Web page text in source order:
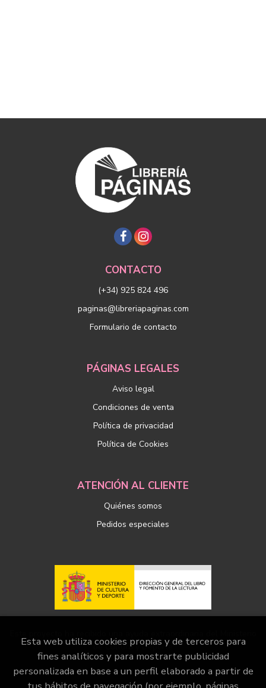
CONTACTO
(+34) 925 824 496
paginas@libreriapaginas.com
Formulario de contacto
PÁGINAS LEGALES
Aviso legal
Condiciones de venta
Política de privacidad
Política de Cookies
ATENCIÓN AL CLIENTE
Quiénes somos
Pedidos especiales
de Cultura y Deporte
Esta web utiliza cookies propias y de terceros para
fines analíticos y para mostrarte publicidad
personalizada en base a un perfil elaborado a partir de